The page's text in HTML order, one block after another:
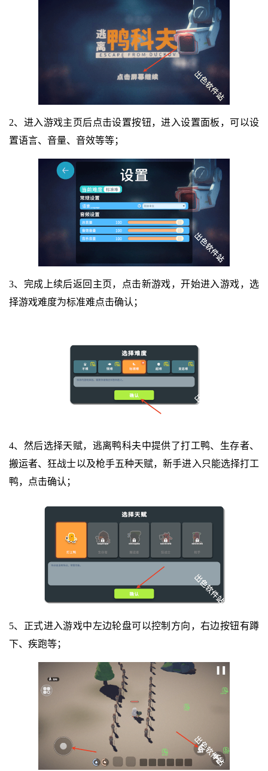
2、进入游戏主页后点击设置按钮，进入设置面板，可以设
置语言、音量、音效等等；
3、完成上续后返回主页，点击新游戏，开始进入游戏，选
择游戏难度为标准难点击确认；
4、然后选择天赋，逃离鸭科夫中提供了打工鸭、生存者、
搬运者、狂战士以及枪手五种天赋，新手进入只能选择打工
鸭，点击确认；
5、正式进入游戏中左边轮盘可以控制方向，右边按钮有蹲
下、疾跑等；